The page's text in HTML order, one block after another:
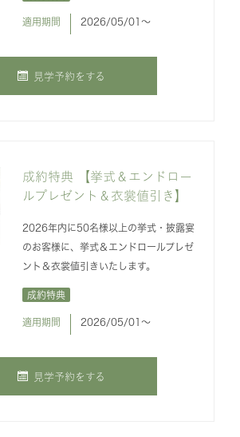
適用期間 2026/05/01〜
見学予約をする
成約特典 【挙式＆エンドロー
ルプレゼント＆衣裳値引き】
2026年内に50名様以上の挙式・披露宴
のお客様に、挙式＆エンドロールプレゼ
ント＆衣裳値引きいたします。
成約特典
適用期間 2026/05/01〜
見学予約をする